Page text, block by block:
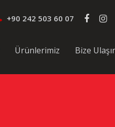
+90 242 503 60 07
Ürünlerimiz Bize